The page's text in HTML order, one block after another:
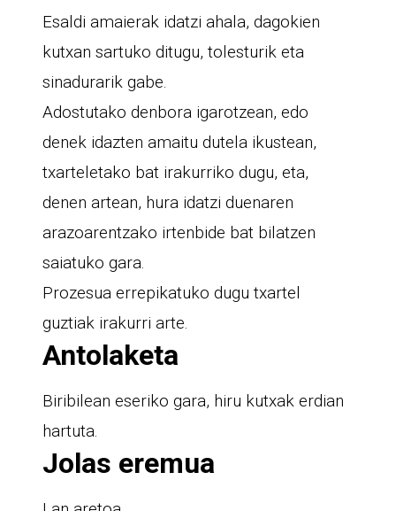
Esaldi amaierak idatzi ahala, dagokien
kutxan sartuko ditugu, tolesturik eta
sinadurarik gabe.
Adostutako denbora igarotzean, edo
denek idazten amaitu dutela ikustean,
txarteletako bat irakurriko dugu, eta,
denen artean, hura idatzi duenaren
arazoarentzako irtenbide bat bilatzen
saiatuko gara.
Prozesua errepikatuko dugu txartel
guztiak irakurri arte.
Antolaketa
Biribilean eseriko gara, hiru kutxak erdian
hartuta.
Jolas eremua